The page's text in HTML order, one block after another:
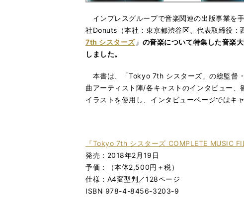
インプレスグループで音楽関連の出版事業を
社Donuts（本社：東京都渋谷区、代表取締役
7th シスターズ 」の音楽について特集した音
しました。
本書は、「Tokyo 7th シスターズ」の総監督
曲アーティスト陣/各キャストのインタビュー
イラストを使用し、インタビューページではキ
『Tokyo 7th シスターズ COMPLETE MUSIC
発売：2018年2月19日
予価：（本体2,500円＋税）
仕様：A4変型判／128ページ
ISBN 978-4-8456-3203-9